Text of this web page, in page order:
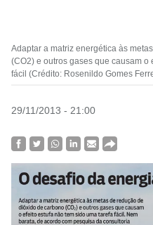
Adaptar a matriz energética às
(CO2) e outros gases que causam
fácil (Crédito: Rosenildo Gomes
29/11/2013 - 21:00